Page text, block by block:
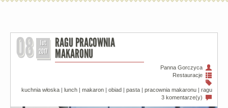
08
lut
2017
RAGU PRACOWNIA
MAKARONU
Panna Gorczyca
Restauracje
kuchnia włoska | lunch | makaron | obiad | pasta | pracownia makaronu | ragu
3 komentarze(y)